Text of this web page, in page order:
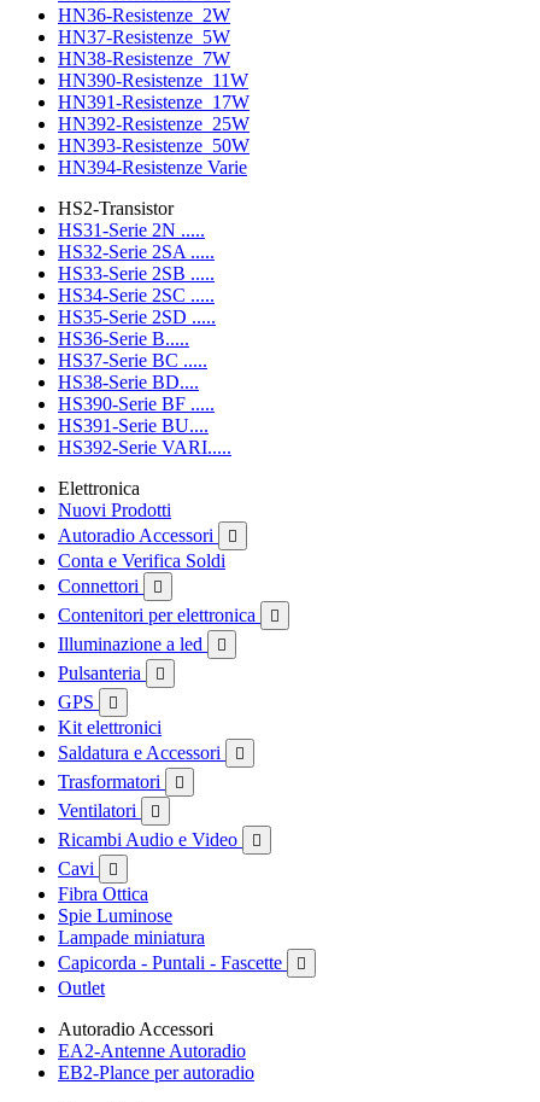
HN36-Resistenze_2W
HN37-Resistenze_5W
HN38-Resistenze_7W
HN390-Resistenze_11W
HN391-Resistenze_17W
HN392-Resistenze_25W
HN393-Resistenze_50W
HN394-Resistenze Varie
HS2-Transistor
HS31-Serie 2N .....
HS32-Serie 2SA .....
HS33-Serie 2SB .....
HS34-Serie 2SC .....
HS35-Serie 2SD .....
HS36-Serie B.....
HS37-Serie BC .....
HS38-Serie BD....
HS390-Serie BF .....
HS391-Serie BU....
HS392-Serie VARI.....
Elettronica
Nuovi Prodotti
Autoradio Accessori

Conta e Verifica Soldi
Connettori

Contenitori per elettronica 
Illuminazione a led 
Pulsanteria 
GPS 
Kit elettronici
Saldatura e Accessori

Trasformatori 
Ventilatori 
Ricambi Audio e Video 
Cavi 
Fibra Ottica
Spie Luminose
Lampade miniatura
Capicorda - Puntali - Fascette

Outlet
Autoradio Accessori
EA2-Antenne Autoradio
EB2-Plance per autoradio